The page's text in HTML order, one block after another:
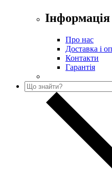
Інформація
Про нас
Доставка і
Контакти
Гарантія